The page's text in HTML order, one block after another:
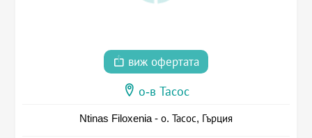
виж офертата
о-в Тасос
Ntinas Filoxenia - о. Тасос, Гърция